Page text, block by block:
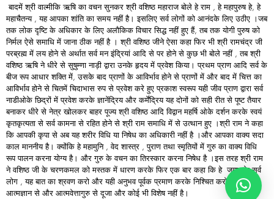
बादमें श्री वाल्मीकि ऋषि का वचन सुनकर श्री वशिष्ठ महाराज बोले हे राम , हे महापुरुष हे, हे
महाचैतन्य , यह आपका शांति का समय नहीं है। इसलिए सर्व लोगों को आनंदके लिए उठीए ।जब
तक लोक दृष्टि के अधिकार के लिए अलौकिक विचार सिद्ध नहीं हुए हैं, तब तक योगी पुरुष को
निर्मल ऐसे समाधि में जाना ठीक नहीं है । श्री वशिष्ठ जीने ऐसा कहा फिर भी श्री रामचंद्र जी
परब्रह्म में लय होने से अर्थात सर्व मन इंद्रियां आदि से पर होने से कुछ भी बोले नहीं , तब श्री
वशिष्ठ ऋषि ने धीरे से सुषुम्णा नाड़ी द्वारा उनके हृदय में प्रवेश किया। प्रथम प्राण आदि सर्व के
बीज रूप आधार शक्ति में, उसके बाद प्राणों के आविर्भाव होने से प्राणों में और बाद में चित्त का
आविर्भाव होने से चितमें चिदाभास रुप से प्रवेश करे हुए प्रकाश स्वरूप यही जीव प्राण द्वारा सर्व
नाडीओके छिद्रों में प्रवेश करके ज्ञानेंद्रिय और कर्मेंद्रिय यह दोनों को सही रीत से पूष्ट तैयार
बनाकर धीरे से नेत्र खोलकर बाहर पूज्य श्री वशिष्ठ आदि विद्वान महर्षि ओके दर्शन करके स्वयं
कृतकृत्यता से सर्व कामना से रहित होने से श्री राम समाधि में से उत्थान हुए ।श्री राम ने कहा
कि आपकी कृपा से अब यह शरीर विधि या निषेध का अधिकारी नहीं है ।और आपका वाक्य सदा
काल माननीय है। क्योंकि हे महामुनि , वेद शास्त्र , पुराण तथा स्मृतियों में गुरु का वाक्य विधि
रूप पालन करना योग्य है। और गुरु के वचन का तिरस्कार करना निषेध है ।इस तरह श्री राम
ने वशिष्ठ जी के चरणकमल को मस्तक में धारण करके फिर एक बार कहा कि हे जगत के सर्व
लोग , यह बात का श्रवण करो और यही अनुभव पूर्वक प्रमाण करके निश्चित करो की यही
आत्मज्ञान से और आत्मवेत्तागुरु से दूजा और कोई भी विशेष नहीं है।